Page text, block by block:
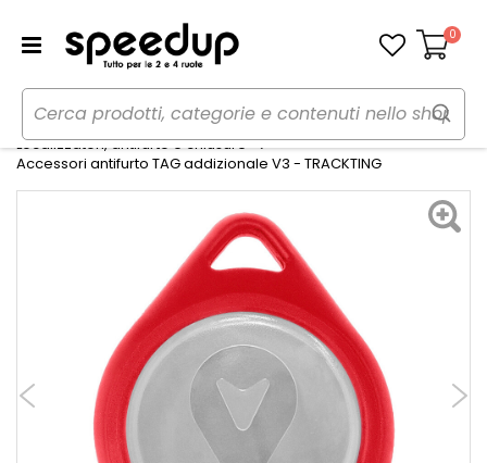
Carrello
0
Home Auto
Audio elettronica mobile
Localizzatori, antifurto e chiusure
Accessori antifurto TAG addizionale V3 - TRACKTING